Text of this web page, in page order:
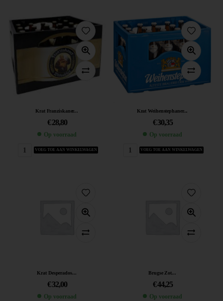
Krat Franziskaner...
€28,80
Op voorraad
VOEG TOE AAN WINKELWAGEN
Krat Weihenstephaner...
€30,35
Op voorraad
VOEG TOE AAN WINKELWAGEN
Krat Desperados...
€32,00
Op voorraad
Brugse Zot...
€44,25
Op voorraad